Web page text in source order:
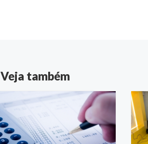
Veja também